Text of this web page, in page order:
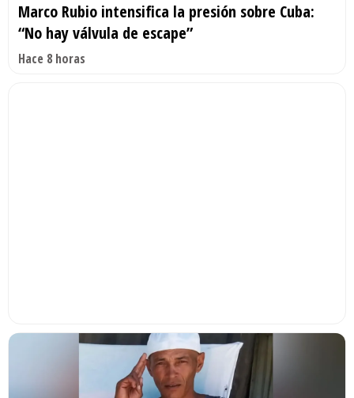
Marco Rubio intensifica la presión sobre Cuba:
“No hay válvula de escape”
Hace 8 horas